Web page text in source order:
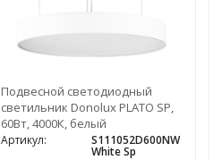
Подвесной светодиодный
светильник Donolux PLATO SP,
60Вт, 4000К, белый
Артикул: S111052D600NW
White Sp